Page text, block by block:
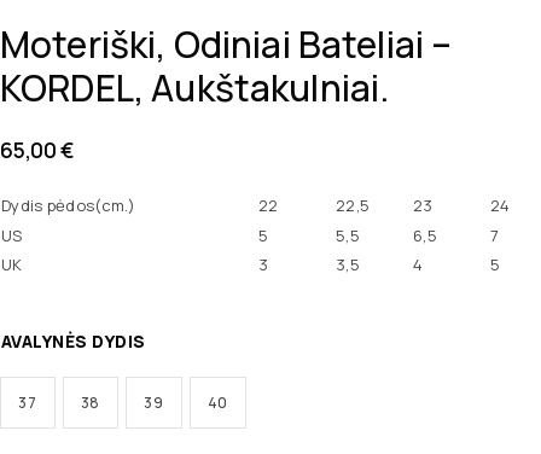
Moteriški, Odiniai Bateliai –
KORDEL, Aukštakulniai.
65,00€
Dydis pėdos(cm.) 22 22,5 23
24
US
5 5,5 6,5
7
UK
3 3,5 4 5
AVALYNĖS DYDIS
37 38 39 40